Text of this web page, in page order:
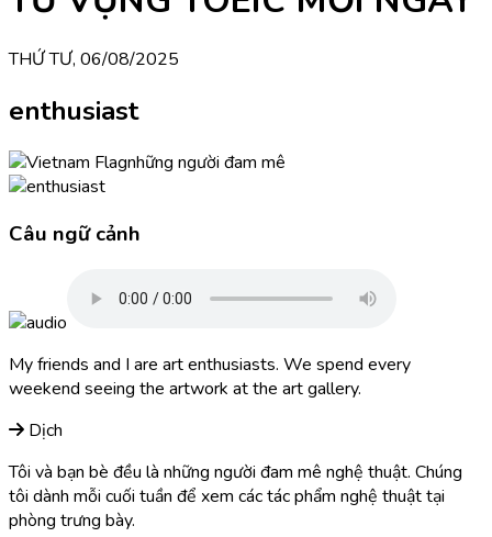
THỨ TƯ, 06/08/2025
enthusiast
những người đam mê
Câu ngữ cảnh
My friends and I are art enthusiasts. We spend every
weekend seeing the artwork at the art gallery.
Dịch
Tôi và bạn bè đều là những người đam mê nghệ thuật. Chúng
tôi dành mỗi cuối tuần để xem các tác phẩm nghệ thuật tại
phòng trưng bày.